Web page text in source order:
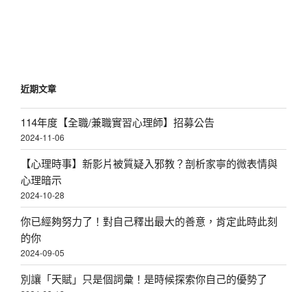
近期文章
114年度【全職/兼職實習心理師】招募公告
2024-11-06
【心理時事】新影片被質疑入邪教？剖析家寧的微表情與
心理暗示
2024-10-28
你已經夠努力了！對自己釋出最大的善意，肯定此時此刻
的你
2024-09-05
別讓「天賦」只是個詞彙！是時候探索你自己的優勢了